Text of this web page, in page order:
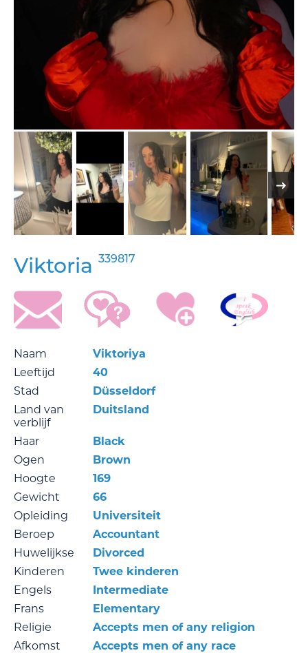
Viktoria 339817
Naam
Viktoriya
Leeftijd
40
Stad
Düsseldorf
Land van
verblijf
Duitsland
Haar
Black
Ogen
Brown
Hoogte
169
Gewicht
66
Opleiding
Universiteit
Beroep
Accountant
Huwelijkse
Divorced
Kinderen
Twee kinderen
Engels
Intermediate
Frans
Elementary
Religie
Accepts men of any religion
Afkomst
Accepts men of any race